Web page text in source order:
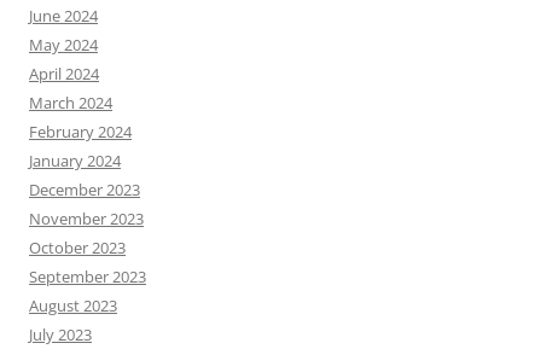
June 2024
May 2024
April 2024
March 2024
February 2024
January 2024
December 2023
November 2023
October 2023
September 2023
August 2023
July 2023